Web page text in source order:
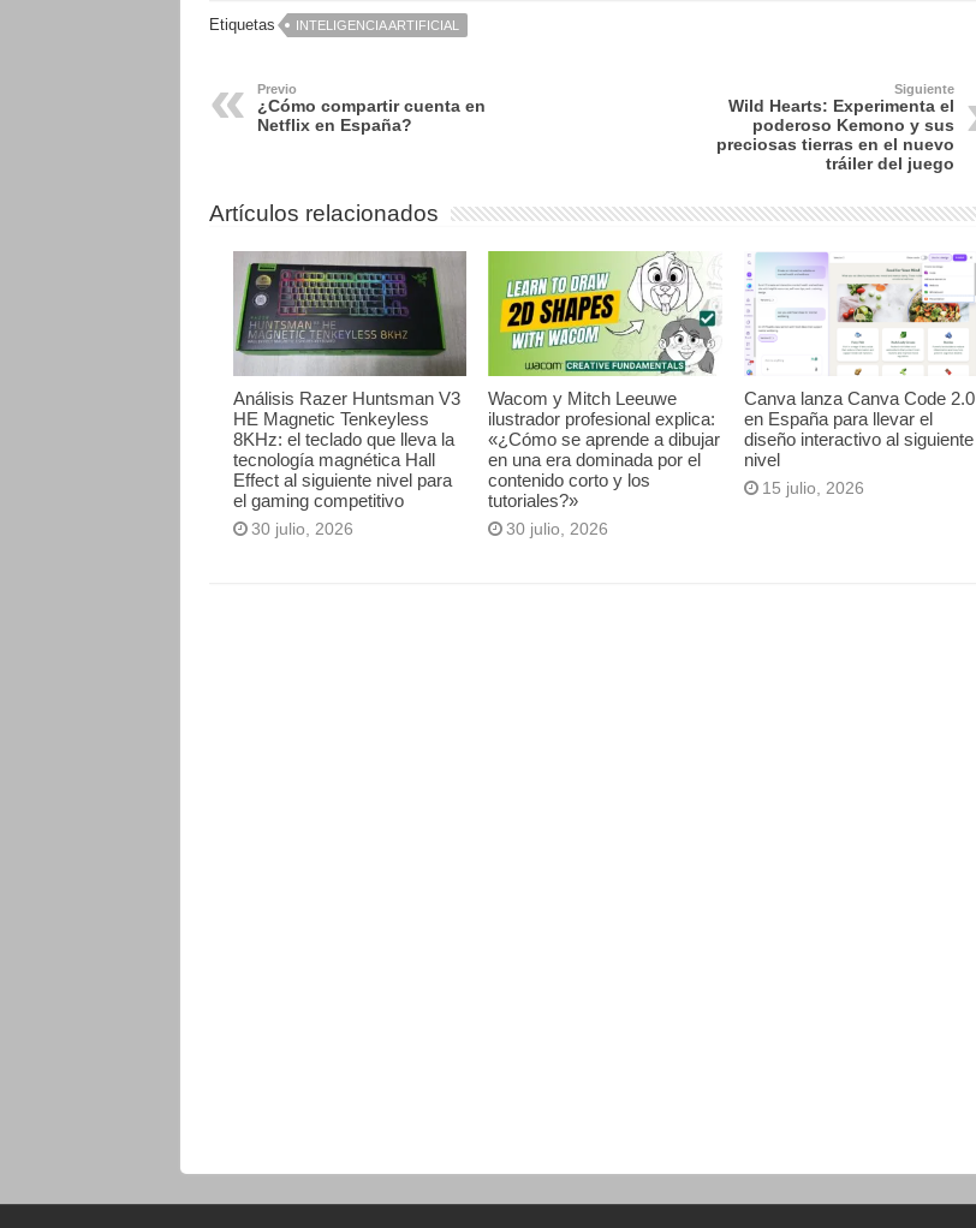
Etiquetas INTELIGENCIA ARTIFICIAL
Previo
¿Cómo compartir cuenta en
Netflix en España?
Siguiente
Wild Hearts: Experimenta el
poderoso Kemono y sus
preciosas tierras en el nuevo
tráiler del juego
Artículos relacionados
Análisis Razer Huntsman V3
HE Magnetic Tenkeyless
8KHz: el teclado que lleva la
tecnología magnética Hall
Effect al siguiente nivel para
el gaming competitivo
30 julio, 2026
Wacom y Mitch Leeuwe
ilustrador profesional explica:
«¿Cómo se aprende a dibujar
en una era dominada por el
contenido corto y los
tutoriales?»
30 julio, 2026
Canva lanza Canva Code 2.0
en España para llevar el
diseño interactivo al siguiente
nivel
15 julio, 2026